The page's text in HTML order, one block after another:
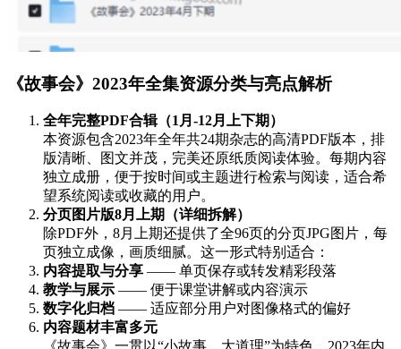
《故事会》2023年全集资源分类与亮点解析
全年完整PDF合辑（1月-12月上下期）
本资源包含2023年全年共24期杂志的高清PDF版本，排
版清晰、图文并茂，完美还原纸质阅读体验。每期内容
独立成册，便于按时间或主题进行检索与阅读，适合希
望系统阅读或收藏的用户。
分页图片版8月上期（详细拆解）
除PDF外，8月上期还提供了全96页的分页JPG图片，每
页独立成像，画质细腻。这一形式特别适合：
内容提取与分享 —— 单页保存或转发精彩段落
教学与展示 —— 便于课堂讲解或内容演示
数字化归档 —— 适应部分用户对图像格式的偏好
内容题材丰富多元